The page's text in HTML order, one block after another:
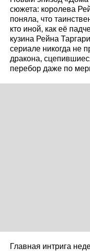
сюжета: королева
поняла, что
кто иной, как её
кузина Рейна
сериале никогда не
дракона,
перебор даже по
Главная интрига